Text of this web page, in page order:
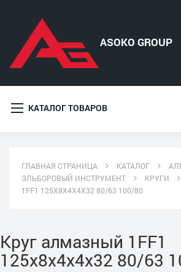
КАТАЛОГ ТОВАРОВ
ГЛАВНАЯ СТРАНИЦА КАТАЛОГ
ЭЛЬБОРОВЫЙ ИНСТРУМЕНТ
КРУГИ
1FF1 125X8X4X4X32 80/63 100/80
Круг алмазный 1FF1
125x8x4x4x32 80/63